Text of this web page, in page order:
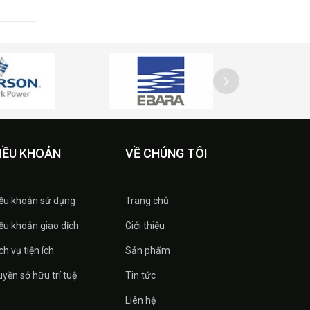
KHOẢN
khoản sử dụng
khoản giao dịch
vụ tiện ích
sở hữu trí tuệ
VỀ CHÚNG TÔI
Trang chủ
Giới thiệu
Sản phẩm
Tin tức
Liên hệ